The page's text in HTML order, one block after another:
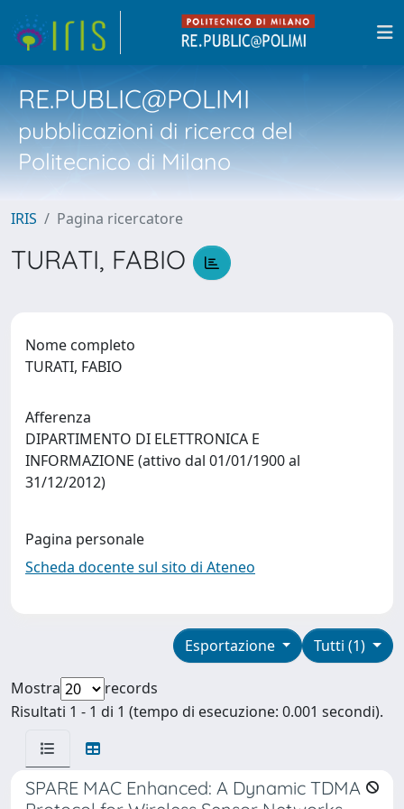
RE.PUBLIC@POLIMI
pubblicazioni di ricerca del
Politecnico di Milano
IRIS Pagina ricercatore
TURATI, FABIO
Nome completo
TURATI, FABIO
Afferenza
DIPARTIMENTO DI ELETTRONICA E
INFORMAZIONE (attivo dal 01/01/1900 al
31/12/2012)
Pagina personale
Scheda docente sul sito di Ateneo
Tutti (1)
Esportazione
Mostra
records
Risultati 1 - 1 di 1 (tempo di esecuzione: 0.001 secondi).
SPARE MAC Enhanced: A Dynamic TDMA